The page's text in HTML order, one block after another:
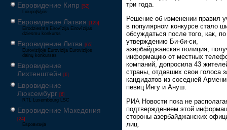
Евровидение Кипр [52]
Γιουροβίζιον
Евровидение Латвия [125]
Eirodziesma Eirovīzija Eirovīzijas
dziesmu konkurss
Евровидение Литва [65]
Eurovizijoje Eurovizija Eurovizijos
dainų konkursas
Евровидение
Лихтенштейн [6]
Евровидение
Люксембург [6]
RTL Luxembourg LSC
Евровидение Македония
[24]
Евровизија
три года.
Решение об изменении правил
в популярном конкурсе стало
обсуждаться после того, как, по
утверждению Би-би-си,
азербайджанская полиция,
информацию от местных
компаний, допросила 43
страны, отдавших свои голоса
кандидатов из соседней
певиц Ингу и Ануш.
РИА Новости пока не
подтверждением этой
стороны азербайджанских
лиц.